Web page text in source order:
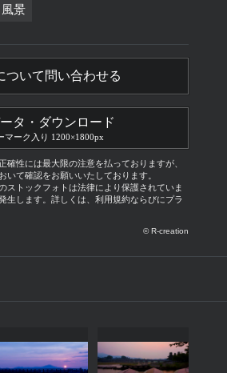
風景
ついて問い合わせる
タ・ダウンロード
マーク入り 1200×1800px
性には最大限の注意を払っておりますが、
いて確認をお願いいたしております。
ストックフォトは法律により保護されていま
生します。詳しくは、利用規約ならびにプラ
© R-creation